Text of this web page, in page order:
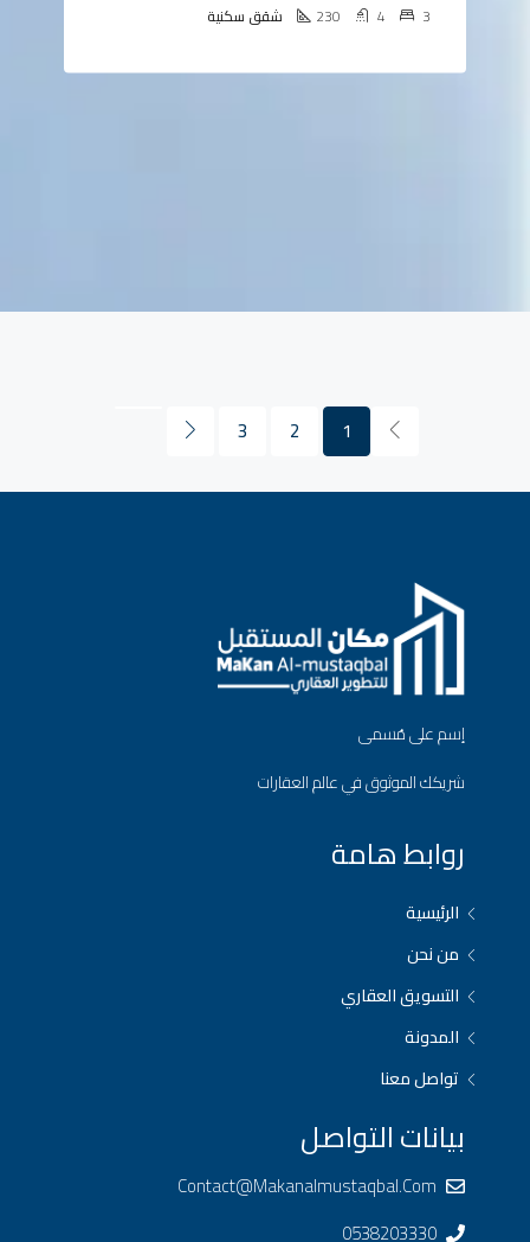
3
4
230 شقق سكنية
1
2
3
إسم على مُسمى
شريكك الموثوق في عالم العقارات
روابط هامة
الرئيسية
من نحن
التسويق العقاري
المدونة
تواصل معنا
بيانات التواصل
Contact@makanalmustaqbal.com
0538203330